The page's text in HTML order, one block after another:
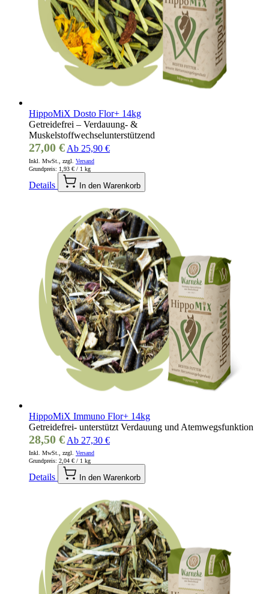
HippoMiX Dosto Flor+ 14kg
Getreidefrei – Verdauung- &
Muskelstoffwechselunterstützend
27,00 € Ab 25,90 €
Inkl. MwSt., zzgl. Versand
Grundpreis: 1,93 € / 1 kg
Details In den Warenkorb
HippoMiX Immuno Flor+ 14kg
Getreidefrei- unterstützt Verdauung und Atemwegsfunktion
28,50 € Ab 27,30 €
Inkl. MwSt., zzgl. Versand
Grundpreis: 2,04 € / 1 kg
Details In den Warenkorb